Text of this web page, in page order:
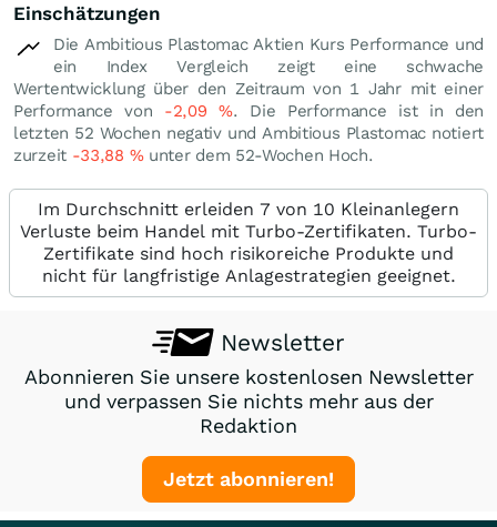
Einschätzungen
Die Ambitious Plastomac Aktien Kurs Performance und
ein Index Vergleich zeigt eine schwache
Wertentwicklung über den Zeitraum von 1 Jahr mit einer
Performance von -2,09%. Die Performance ist in den
letzten 52 Wochen negativ und Ambitious Plastomac notiert
zurzeit -33,88 %unter dem 52-Wochen Hoch.
Im Durchschnitt erleiden 7 von 10 Kleinanlegern
Verluste beim Handel mit Turbo-Zertifikaten. Turbo-
Zertifikate sind hoch risikoreiche Produkte und
nicht für langfristige Anlagestrategien geeignet.
Newsletter
Abonnieren Sie unsere kostenlosen Newsletter
und verpassen Sie nichts mehr aus der
Redaktion
Jetzt abonnieren!